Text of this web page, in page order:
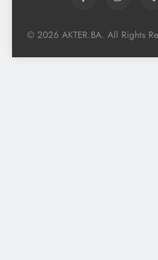
© 2026 AKTER.BA. All Rights